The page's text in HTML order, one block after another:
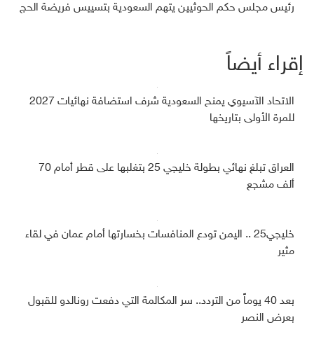
رئيس مجلس حكم الحوثيين يتهم السعودية بتسييس فريضة الحج
إقراء أيضاً
الاتحاد الآسيوي يمنح السعودية شرف استضافة نهائيات 2027
للمرة الأولى بتاريخها
العراق تبلغ نهائي بطولة خليجي 25 بتغلبها على قطر أمام 70
ألف مشجع
خليجي25 .. اليمن تودع المنافسات بخسارتها أمام عمان في لقاء
مثير
بعد 40 يوماً من التردد.. سر المكالمة التي دفعت رونالدو للقبول
بعرض النصر